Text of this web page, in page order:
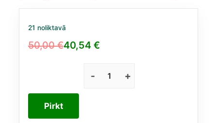
21 noliktavā
50,00€
Original
50,00 €.
40,54 €
Current
40,54 €.
Inej
Pirkt